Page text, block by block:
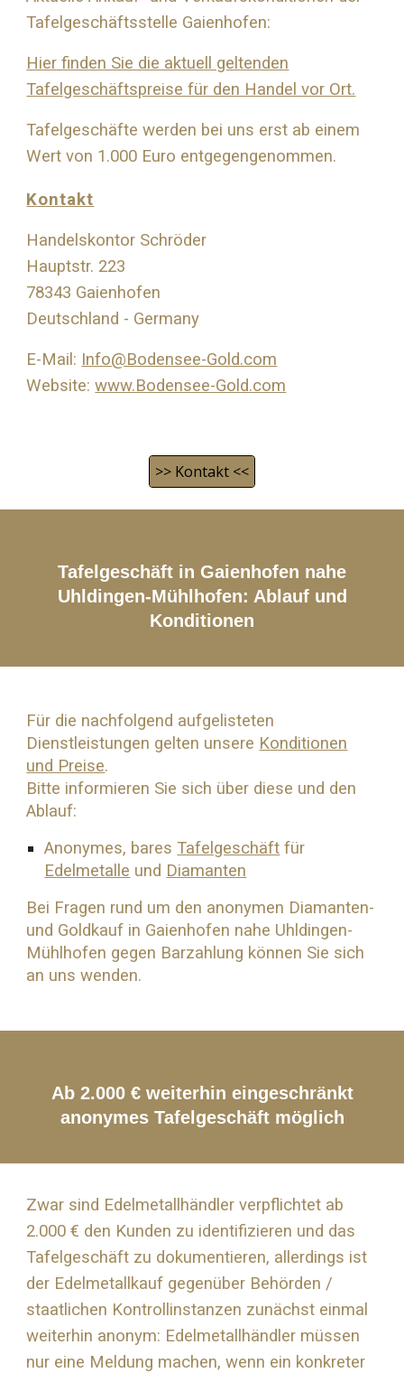
Tafelgeschäftsstelle Gaienhofen:
Hier finden Sie die aktuell geltenden
Tafelgeschäftspreise für den Handel vor Ort.
Tafelgeschäfte werden bei uns erst ab einem
Wert von 1.000 Euro entgegengenommen.
Kontakt
Handelskontor Schröder
Hauptstr. 223
78343 Gaienhofen
Deutschland - Germany
E-Mail: Info@Bodensee-Gold.com
Website:www.Bodensee-Gold.com
>> Kontakt <<
Tafelgeschäft in Gaienhofen nahe
Uhldingen-Mühlhofen: Ablauf und
Konditionen
Für die nachfolgend aufgelisteten
Dienstleistungen gelten unsere Konditionen
und Preise.
Bitte informieren Sie sich über diese und den
Ablauf:
Anonymes, bares Tafelgeschäft für
Edelmetalle und Diamanten
Bei Fragen rund um den anonymen Diamanten-
und Goldkauf in Gaienhofen nahe Uhldingen-
Mühlhofen gegen Barzahlung können Sie sich
an uns wenden.
Ab 2.000 € weiterhin eingeschränkt
anonymes Tafelgeschäft möglich
Zwar sind Edelmetallhändler verpflichtet ab
2.000 € den Kunden zu identifizieren und das
Tafelgeschäft zu dokumentieren, allerdings ist
der Edelmetallkauf gegenüber Behörden /
staatlichen Kontrollinstanzen zunächst einmal
weiterhin anonym: Edelmetallhändler müssen
nur eine Meldung machen, wenn ein konkreter